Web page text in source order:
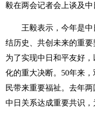
毅在两会记者会上谈及中
王毅表示，今年是
结历史、共创未来的重
为了实现中日和平友好
化的重大决断。50年来
民带来重要福祉。去年
中日关系达成重要共识，